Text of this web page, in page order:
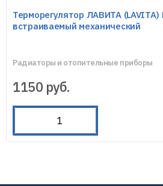
Терморегулятор ЛАВИТА (LAVITA)
встраиваемый механический
Радиаторы и отопительные приборы
1150 руб.